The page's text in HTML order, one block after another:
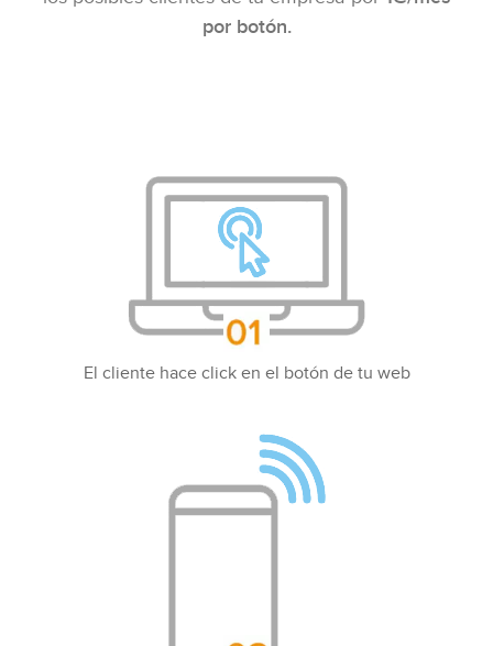
por botón.
El cliente hace click en el botón de tu web